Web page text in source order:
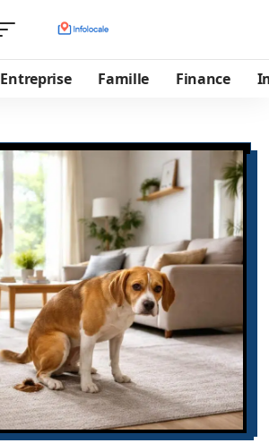
Entreprise Famille Finance